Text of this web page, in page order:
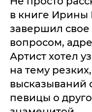
в книге Ирины
завершил свое
вопросом,
Артист хотел
на тему
высказываний
певицы о